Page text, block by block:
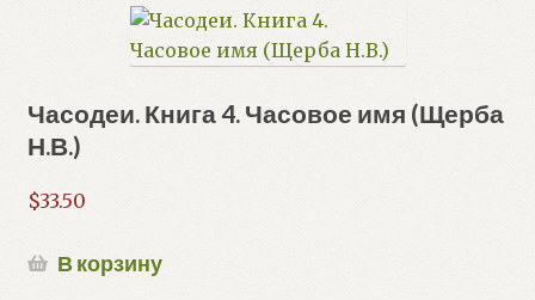
Часодеи. Книга 4. Часовое имя (Щерба
Н.В.)
$33.50
В корзину